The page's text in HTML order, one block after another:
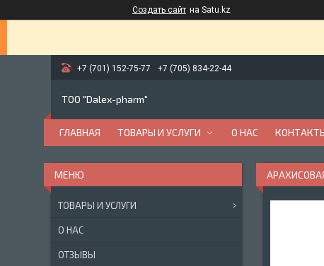
Создать сайт на Satu.kz
+7 (701) 152-75-77 +7 (705) 834-22-44
ТОО "Dalex-pharm"
ГЛАВНАЯ ТОВАРЫ И УСЛУГИ О НАС
ТОВАРЫ И УСЛУГИ
О НАС
ОТЗЫВЫ